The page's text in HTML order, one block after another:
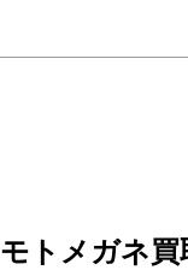
モトメガネ買